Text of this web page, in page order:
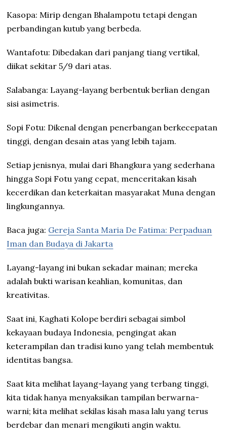
Kasopa: Mirip dengan Bhalampotu tetapi dengan
perbandingan kutub yang berbeda.
Wantafotu: Dibedakan dari panjang tiang vertikal,
diikat sekitar 5/9 dari atas.
Salabanga: Layang-layang berbentuk berlian dengan
sisi asimetris.
Sopi Fotu: Dikenal dengan penerbangan berkecepatan
tinggi, dengan desain atas yang lebih tajam.
Setiap jenisnya, mulai dari Bhangkura yang sederhana
hingga Sopi Fotu yang cepat, menceritakan kisah
kecerdikan dan keterkaitan masyarakat Muna dengan
lingkungannya.
Baca juga: Gereja Santa Maria De Fatima: Perpaduan
Iman dan Budaya di Jakarta
Layang-layang ini bukan sekadar mainan; mereka
adalah bukti warisan keahlian, komunitas, dan
kreativitas.
Saat ini, Kaghati Kolope berdiri sebagai simbol
kekayaan budaya Indonesia, pengingat akan
keterampilan dan tradisi kuno yang telah membentuk
identitas bangsa.
Saat kita melihat layang-layang yang terbang tinggi,
kita tidak hanya menyaksikan tampilan berwarna-
warni; kita melihat sekilas kisah masa lalu yang terus
berdebar dan menari mengikuti angin waktu.